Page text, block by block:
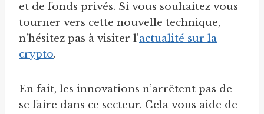
et de fonds privés. Si vous souhaitez vous
tourner vers cette nouvelle technique,
n’hésitez pas à visiter l’actualité sur la
crypto.
En fait, les innovations n’arrêtent pas de
se faire dans ce secteur. Cela vous aide de